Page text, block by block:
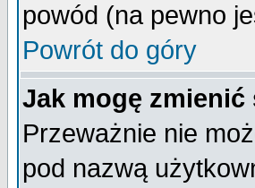
powód (na pewno
Powrót do góry
Jak mogę zmienić
Przeważnie nie
pod nazwą